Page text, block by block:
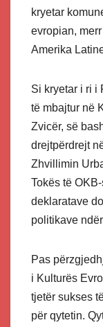
kryetar
evropian,
Amerika
Si kryetar i ri i
të mbajtur në
Zvicër, së
drejtpërdrejt
Zhvillimin
Tokës të
deklaratave
politikave
Pas
i Kulturës
tjetër sukses
për qytetin.